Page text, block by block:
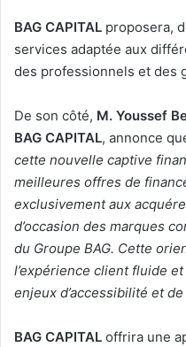
BAG CAPITAL proposera,
services adaptée aux
des professionnels et des
De son côté, M. Youssef
BAG CAPITAL, annonce
cette nouvelle captive
meilleures offres de
exclusivement aux
d’occasion des marques
du Groupe BAG. Cette
l’expérience client fluide
enjeux d’accessibilité et
BAG CAPITAL offrira une